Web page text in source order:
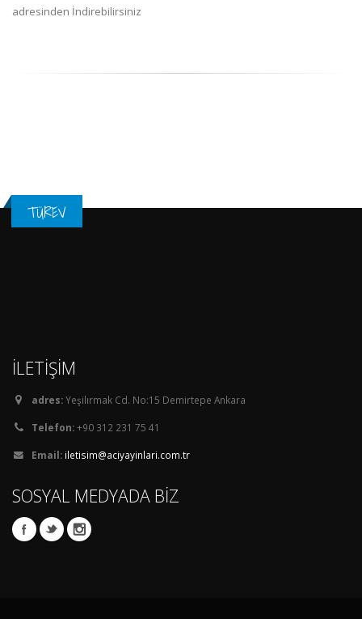
adresinden İndirebilirsiniz
TÜREV
İLETİŞİM
adres:Yeşilırmak Cd. No:15 Demirtepe Ankara
Telefon:+90 312 231 75 41
Email: iletisim@aciyayinlari.com.tr
SOSYAL MEDYADA BİZ